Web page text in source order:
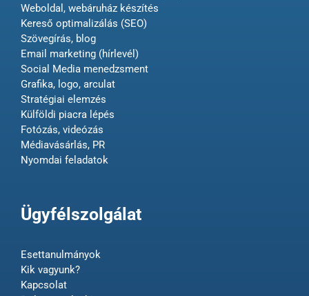
Weboldal, webáruház készítés
Kereső optimalizálás (SEO)
Szövegírás, blog
Email marketing (hírlevél)
Social Media menedzsment
Grafika, logo, arculat
Stratégiai elemzés
Külföldi piacra lépés
Fotózás, videózás
Médiavásárlás, PR
Nyomdai feladatok
Ügyfélszolgálat
Esettanulmányok
Kik vagyunk?
Kapcsolat